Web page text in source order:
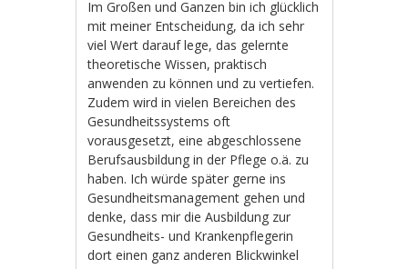
Im Großen und Ganzen bin ich glücklich
mit meiner Entscheidung, da ich sehr
viel Wert darauf lege, das gelernte
theoretische Wissen, praktisch
anwenden zu können und zu vertiefen.
Zudem wird in vielen Bereichen des
Gesundheitssystems oft
vorausgesetzt, eine abgeschlossene
Berufsausbildung in der Pflege o.ä. zu
haben. Ich würde später gerne ins
Gesundheitsmanagement gehen und
denke, dass mir die Ausbildung zur
Gesundheits- und Krankenpflegerin
dort einen ganz anderen Blickwinkel